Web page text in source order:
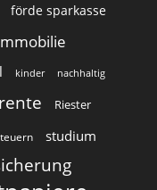
förde sparkasse
kinder nachhaltig
rente Riester
studium